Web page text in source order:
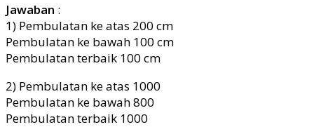
Jawaban :
1) Pembulatan ke atas 200 cm
Pembulatan ke bawah 100 cm
Pembulatan terbaik 100 cm
2) Pembulatan ke atas 1000
Pembulatan ke bawah 800
Pembulatan terbaik 1000